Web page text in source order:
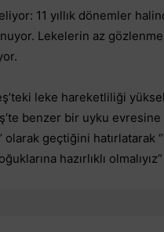
11 yıllık dönemler
Lekelerin az
leke hareketliliği
benzer bir uyku evresine
olarak geçtiğini
hazırlıklı